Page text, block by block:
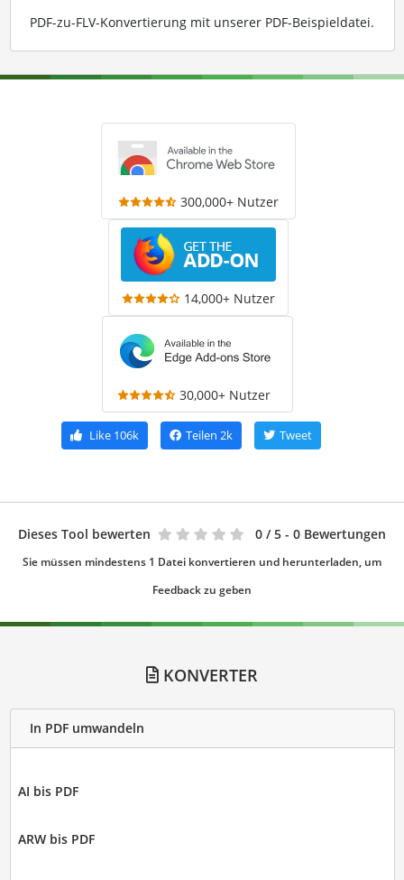
PDF-zu-FLV-Konvertierung mit unserer PDF-Beispieldatei.
300,000+ Nutzer
14,000+ Nutzer
30,000+ Nutzer
Like 106k Teilen 2k Tweet
Dieses Tool bewerten 0 / 5 - 0 Bewertungen
Sie müssen mindestens 1 Datei konvertieren und herunterladen, um
Feedback zu geben
KONVERTER
In PDF umwandeln
AI bis PDF
ARW bis PDF